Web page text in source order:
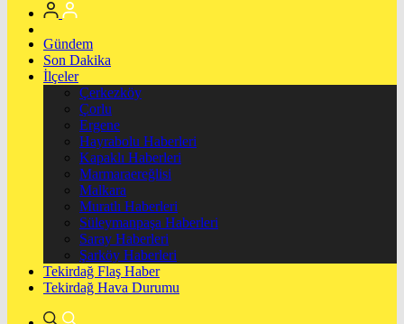
Gündem
Son Dakika
İlçeler
Çerkezköy
Çorlu
Ergene
Hayrabolu Haberleri
Kapaklı Haberleri
Marmaraereğlisi
Malkara
Muratlı Haberleri
Süleymanpaşa Haberleri
Saray Haberleri
Şarköy Haberleri
Tekirdağ Flaş Haber
Tekirdağ Hava Durumu